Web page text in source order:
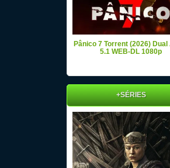
Pânico 7 Torrent (2026) Dual
5.1 WEB-DL 1080p
+SÉRIES